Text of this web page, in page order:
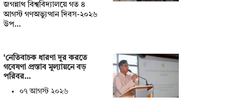
জগন্নাথ বিশ্ববিদ্যালয়ে গত ৪
আগস্ট গণঅভ্যুত্থান দিবস-২০২৬
উপ…
‘নেতিবাচক ধারণা দূর করতে
গবেষণা প্রস্তাব মূল্যায়নে বড়
পরিবর…
০৭ আগস্ট ২০২৬